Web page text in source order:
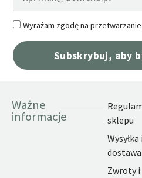
Wyrażam zgodę na
Subskrybuj, aby
Ważne
informacje
sklepu
Wysyłka i
dostawa
Zwroty i